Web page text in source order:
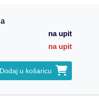
na upit
na upit
Dodaj u košaricu